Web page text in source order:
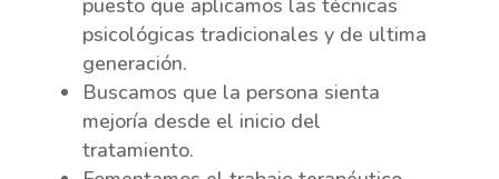
puesto que aplicamos las técnicas
psicológicas tradicionales y de ultima
generación.
Buscamos que la persona sienta
mejoría desde el inicio del
tratamiento.